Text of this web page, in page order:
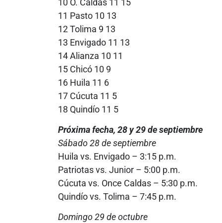
10 O. Caldas 11 15
11 Pasto 10 13
12 Tolima 9 13
13 Envigado 11 13
14 Alianza 10 11
15 Chicó 10 9
16 Huila 11 6
17 Cúcuta 11 5
18 Quindío 11 5
Próxima fecha, 28 y 29 de septiembre
Sábado 28 de septiembre
Huila vs. Envigado – 3:15 p.m.
Patriotas vs. Junior – 5:00 p.m.
Cúcuta vs. Once Caldas – 5:30 p.m.
Quindío vs. Tolima – 7:45 p.m.
Domingo 29 de octubre